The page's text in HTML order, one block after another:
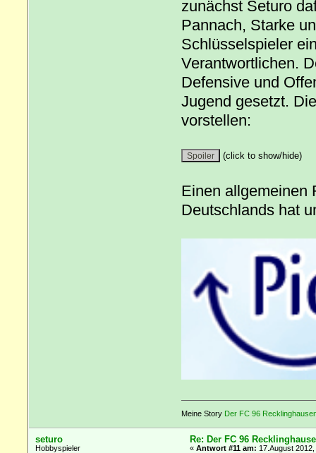
zunächst Seturo
Pannach, Starke
Schlüsselspieler
Verantwortlichen.
Defensive und
Jugend gesetzt.
vorstellen:
(click to show/hide)
Einen allgemeinen
Deutschlands hat
Meine Story Der FC 96
seturo
Hobbyspieler
Re: Der FC 96
«Antwort #11 am: 17.August